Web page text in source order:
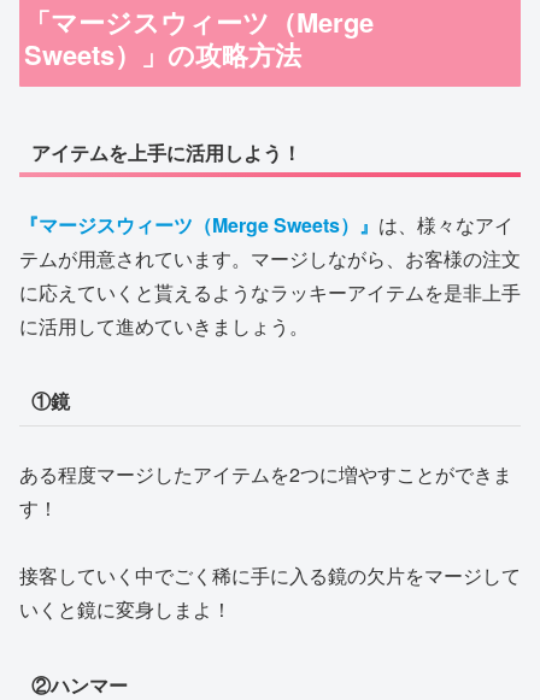
「マージスウィーツ（Merge
Sweets）」の攻略方法
アイテムを上手に活用しよう！
『マージスウィーツ（Merge Sweets）』 は、様々なアイ
テムが用意されています。マージしながら、お客様の注文
に応えていくと貰えるようなラッキーアイテムを是非上手
に活用して進めていきましょう。
①鏡
ある程度マージしたアイテムを2つに増やすことができま
す！
接客していく中でごく稀に手に入る鏡の欠片をマージして
いくと鏡に変身しまよ！
②ハンマー